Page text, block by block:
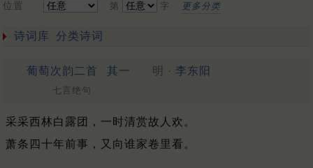
位置 第 字 更多分类
诗词库 分类诗词
葡萄次韵二首 其一 明 · 李东阳
七言绝句
采采西林白露团，一时清赏故人欢。
萧条四十年前事，又向谁家卷里看。